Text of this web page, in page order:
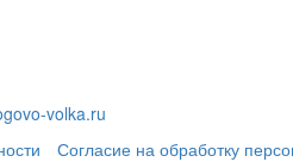
volka.ru
Согласие на обработку